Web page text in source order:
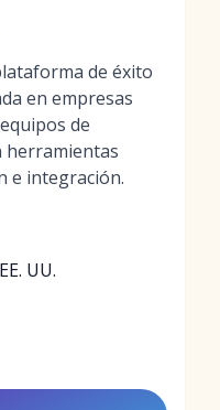
de éxito
en empresas
de
herramientas
e integración.
UU.